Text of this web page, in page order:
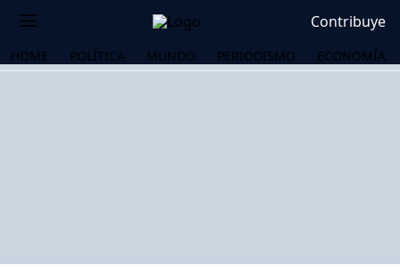
Contribuye
HOME POLÍTICA MUNDO PERIODISMO ECONOMÍA